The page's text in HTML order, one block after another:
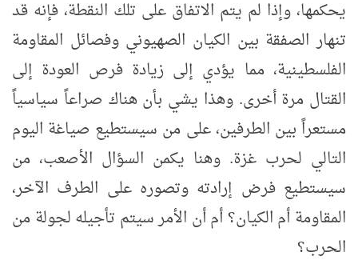
يحكمها، وإذا لم يتم الاتفاق على تلك النقطة، فإنه قد
تنهار الصفقة بين الكيان الصهيوني وفصائل المقاومة
الفلسطينية، مما يؤدي إلى زيادة فرص العودة إلى
القتال مرة أخرى. وهذا يشي بأن هناك صراعاً سياسياً
مستعراً بين الطرفين، على من سيستطيع صياغة اليوم
التالي لحرب غزة. وهنا يكمن السؤال الأصعب، من
سيستطيع فرض إرادته وتصوره على الطرف الآخر،
المقاومة أم الكيان؟ أم أن الأمر سيتم تأجيله لجولة من
الحرب؟